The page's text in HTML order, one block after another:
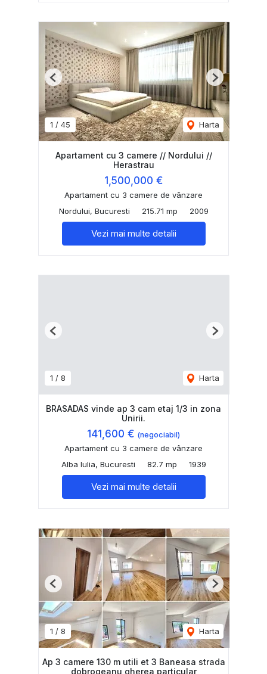
1 / 45 Harta
Previous Next
Apartament cu 3 camere // Nordului //
Herastrau
1,500,000 €
Apartament cu 3 camere de vânzare
Nordului, Bucuresti
215.71 mp 2009
Vezi mai multe detalii
1 / 8 Harta
Previous Next
BRASADAS vinde ap 3 cam etaj 1/3 in zona
Unirii.
141,600 € (negociabil)
Apartament cu 3 camere de vânzare
Alba Iulia, Bucuresti
82.7 mp 1939
Vezi mai multe detalii
1 / 8 Harta
Previous Next
Ap 3 camere 130 m utili et 3 Baneasa strada
dobrogeanu gherea particular